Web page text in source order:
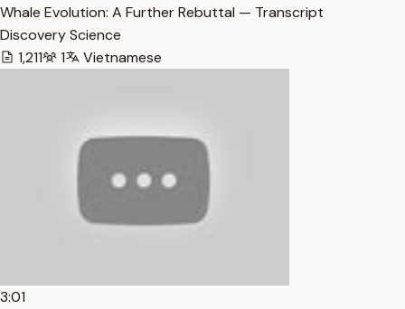
Whale Evolution: A Further Rebuttal — Transcript
Discovery Science
1,211
1 Vietnamese
3:01